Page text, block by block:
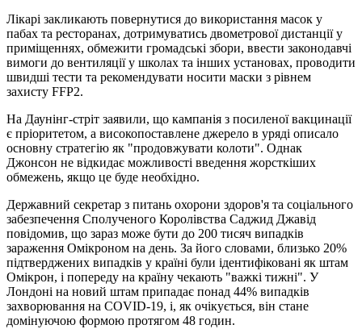
Лікарі закликають повернутися до використання масок у
пабах та ресторанах, дотримуватись двометрової дистанції у
приміщеннях, обмежити громадські збори, ввести законодавчі
вимоги до вентиляції у школах та інших установах, проводити
швидші тести та рекомендувати носити маски з рівнем
захисту FFP2.
На Даунінг-стріт заявили, що кампанія з посиленої вакцинації
є пріоритетом, а високопоставлене джерело в уряді описало
основну стратегію як "продовжувати колоти". Однак
Джонсон не відкидає можливості введення жорсткіших
обмежень, якщо це буде необхідно.
Державний секретар з питань охорони здоров'я та соціального
забезпечення Сполученого Королівства Саджид Джавід
повідомив, що зараз може бути до 200 тисяч випадків
зараження Омікроном на день. За його словами, близько 20%
підтверджених випадків у країні були ідентифіковані як штам
Омікрон, і попереду на країну чекають "важкі тижні". У
Лондоні на новий штам припадає понад 44% випадків
захворювання на COVID-19, і, як очікується, він стане
домінуючою формою протягом 48 годин.